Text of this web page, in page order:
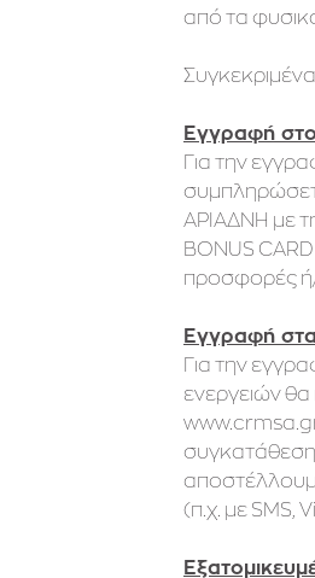
από τα
Εγγραφή
Για την
ΑΡΙΑΔΝΗ με
BONUS
προσφορές ή/
Εγγραφή
Για την
ενεργειών
συγκατάθεση
(π.χ. με SMS,